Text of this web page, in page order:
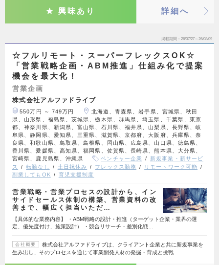
興味あり 詳細へ
掲載期間 26/07/27～26/08/09
☆フルリモート・スーパーフレックスOK☆
「営業戦略企画・ABM推進」仕組み化で提案
機会を最大化！
営業企画
株式会社アルファドライブ
550万円 ～ 749万円
北海道、青森県、岩手県、宮城県、秋田
県、山形県、福島県、茨城県、栃木県、群馬県、埼玉県、千葉県、東京
都、神奈川県、新潟県、富山県、石川県、福井県、山梨県、長野県、岐
阜県、静岡県、愛知県、三重県、滋賀県、京都府、大阪府、兵庫県、奈
良県、和歌山県、鳥取県、島根県、岡山県、広島県、山口県、徳島県、
香川県、愛媛県、高知県、福岡県、佐賀県、長崎県、熊本県、大分県、
宮崎県、鹿児島県、沖縄県
ベンチャー企業
新規事業・新サービ
ス
転勤なし 土日祝休み フレックス勤務
リモートワーク可能
副業してもOK
育児支援制度
営業戦略・営業プロセスの設計から、イン
サイドセールス体制の構築、営業資料の改
善まで、幅広く担当いただ…
【具体的な業務内容】 ・ABM戦略の設計・推進（ターゲット企業・業界の選
定、優先度付け、施策設計） ・競合リサーチ・差別化戦…
会社概要
株式会社アルファドライブは、クライアント企業と共に新規事業を
生み出し、そのプロセスを通じて事業開発人材の発掘・育成と挑戦…